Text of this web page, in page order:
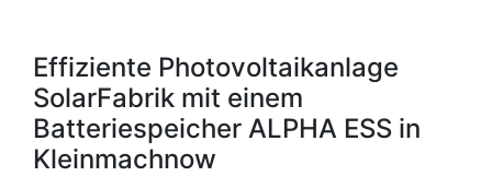
Effiziente Photovoltaikanlage
SolarFabrik mit einem
Batteriespeicher ALPHA ESS in
Kleinmachnow